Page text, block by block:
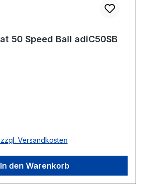
50 Speed Ball adiC50SB
Versandkosten
In den Warenkorb